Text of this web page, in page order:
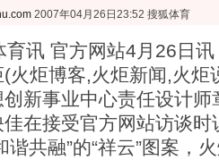
2007年04月26日23:52 搜狐体育
讯 官方网站4月26日讯
火炬博客,火炬新闻,火炬
新事业中心责任设计师
在接受官方网站访谈时
谐共融”的“祥云”图案，